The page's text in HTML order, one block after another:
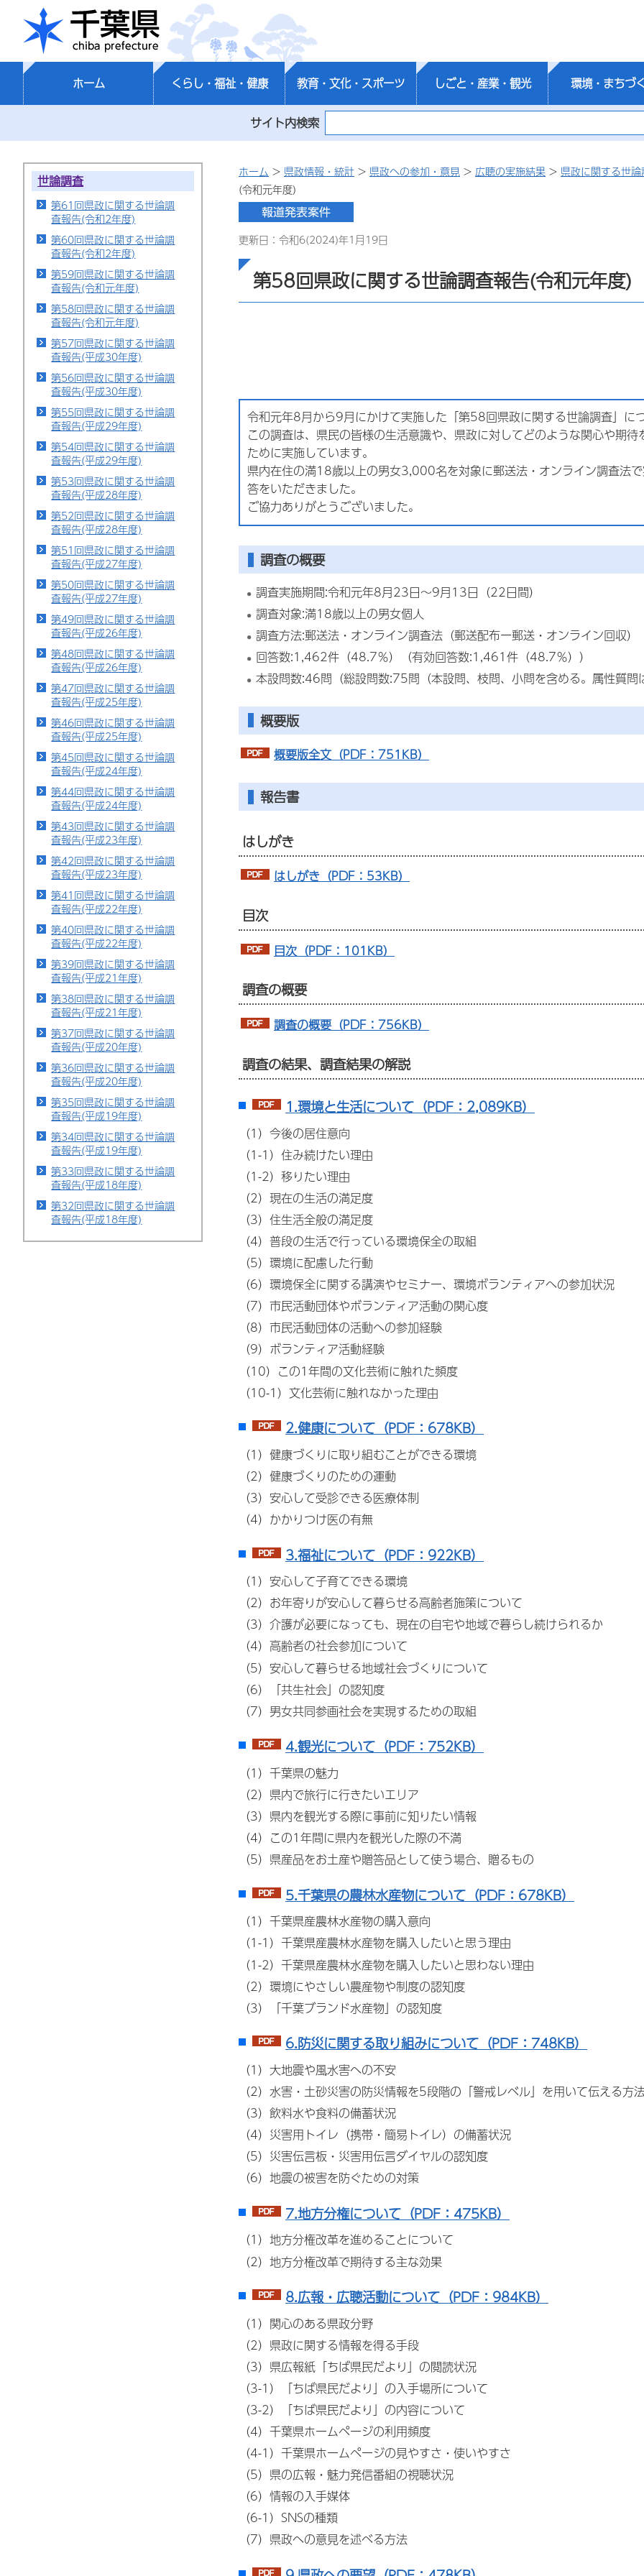
千葉県
ホーム くらし・福祉・健康 教育・文化・スポーツ しごと・産業・観光 環境・まちづ
サイト内検索
世論調査
第61回県政に関する世論調
査報告(令和2年度)
第60回県政に関する世論調
査報告(令和2年度)
第59回県政に関する世論調
査報告(令和元年度)
第58回県政に関する世論調
査報告(令和元年度)
第57回県政に関する世論調
査報告(平成30年度)
第56回県政に関する世論調
査報告(平成30年度)
第55回県政に関する世論調
査報告(平成29年度)
第54回県政に関する世論調
査報告(平成29年度)
第53回県政に関する世論調
査報告(平成28年度)
第52回県政に関する世論調
査報告(平成28年度)
第51回県政に関する世論調
査報告(平成27年度)
第50回県政に関する世論調
査報告(平成27年度)
第49回県政に関する世論調
査報告(平成26年度)
第48回県政に関する世論調
査報告(平成26年度)
第47回県政に関する世論調
査報告(平成25年度)
第46回県政に関する世論調
査報告(平成25年度)
第45回県政に関する世論調
査報告(平成24年度)
第44回県政に関する世論調
査報告(平成24年度)
第43回県政に関する世論調
査報告(平成23年度)
第42回県政に関する世論調
査報告(平成23年度)
第41回県政に関する世論調
査報告(平成22年度)
第40回県政に関する世論調
査報告(平成22年度)
第39回県政に関する世論調
査報告(平成21年度)
第38回県政に関する世論調
査報告(平成21年度)
第37回県政に関する世論調
査報告(平成20年度)
第36回県政に関する世論調
査報告(平成20年度)
第35回県政に関する世論調
査報告(平成19年度)
第34回県政に関する世論調
査報告(平成19年度)
第33回県政に関する世論調
査報告(平成18年度)
第32回県政に関する世論調
査報告(平成18年度)
ホーム > 県政情報・統計 > 県政への参加・意見 > 広聴の実施結果 > 県政に関する世
(令和元年度)
更新日：令和6(2024)年1月19日
第58回県政に関する世論調査報告(令和元年度)
令和元年8月から9月にかけて実施した「第58回県政に関する世論調査」に
この調査は、県民の皆様の生活意識や、県政に対してどのような関心や期
ために実施しています。
県内在住の満18歳以上の男女3,000名を対象に郵送法・オンライン調査法
答をいただきました。
ご協力ありがとうございました。
調査の概要
調査実施期間:令和元年8月23日～9月13日（22日間）
調査対象:満18歳以上の男女個人
調査方法:郵送法・オンライン調査法（郵送配布ー郵送・オンライン回収）
回答数:1,462件（48.7％）（有効回答数:1,461件（48.7％））
本設問数:46問（総設問数:75問（本設問、枝問、小問を含める。属性質問
概要版
概要版全文（PDF：751KB）
報告書
はしがき
はしがき（PDF：53KB）
目次
目次（PDF：101KB）
調査の概要
調査の概要（PDF：756KB）
調査の結果、調査結果の解説
1.環境と生活について（PDF：2,089KB）
（1）今後の居住意向
（1-1）住み続けたい理由
（1-2）移りたい理由
（2）現在の生活の満足度
（3）住生活全般の満足度
（4）普段の生活で行っている環境保全の取組
（5）環境に配慮した行動
（6）環境保全に関する講演やセミナー、環境ボランティアへの参加状況
（7）市民活動団体やボランティア活動の関心度
（8）市民活動団体の活動への参加経験
（9）ボランティア活動経験
（10）この1年間の文化芸術に触れた頻度
（10-1）文化芸術に触れなかった理由
2.健康について（PDF：678KB）
（1）健康づくりに取り組むことができる環境
（2）健康づくりのための運動
（3）安心して受診できる医療体制
（4）かかりつけ医の有無
3.福祉について（PDF：922KB）
（1）安心して子育てできる環境
（2）お年寄りが安心して暮らせる高齢者施策について
（3）介護が必要になっても、現在の自宅や地域で暮らし続けられるか
（4）高齢者の社会参加について
（5）安心して暮らせる地域社会づくりについて
（6）「共生社会」の認知度
（7）男女共同参画社会を実現するための取組
4.観光について（PDF：752KB）
（1）千葉県の魅力
（2）県内で旅行に行きたいエリア
（3）県内を観光する際に事前に知りたい情報
（4）この1年間に県内を観光した際の不満
（5）県産品をお土産や贈答品として使う場合、贈るもの
5.千葉県の農林水産物について（PDF：678KB）
（1）千葉県産農林水産物の購入意向
（1-1）千葉県産農林水産物を購入したいと思う理由
（1-2）千葉県産農林水産物を購入したいと思わない理由
（2）環境にやさしい農産物や制度の認知度
（3）「千葉ブランド水産物」の認知度
6.防災に関する取り組みについて（PDF：748KB）
（1）大地震や風水害への不安
（2）水害・土砂災害の防災情報を5段階の「警戒レベル」を用いて伝える方
（3）飲料水や食料の備蓄状況
（4）災害用トイレ（携帯・簡易トイレ）の備蓄状況
（5）災害伝言板・災害用伝言ダイヤルの認知度
（6）地震の被害を防ぐための対策
7.地方分権について（PDF：475KB）
（1）地方分権改革を進めることについて
（2）地方分権改革で期待する主な効果
8.広報・広聴活動について（PDF：984KB）
（1）関心のある県政分野
（2）県政に関する情報を得る手段
（3）県広報紙「ちば県民だより」の閲読状況
（3-1）「ちば県民だより」の入手場所について
（3-2）「ちば県民だより」の内容について
（4）千葉県ホームページの利用頻度
（4-1）千葉県ホームページの見やすさ・使いやすさ
（5）県の広報・魅力発信番組の視聴状況
（6）情報の入手媒体
（6-1）SNSの種類
（7）県政への意見を述べる方法